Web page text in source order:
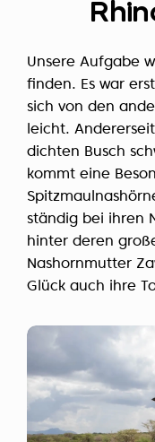
Unsere Aufgabe
finden. Es war
sich von den
leicht.
dichten Busch
kommt eine
ständig bei ihren
hinter deren
Nashornmutter
Glück auch ihre